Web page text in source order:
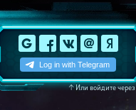
↑Или войдите через